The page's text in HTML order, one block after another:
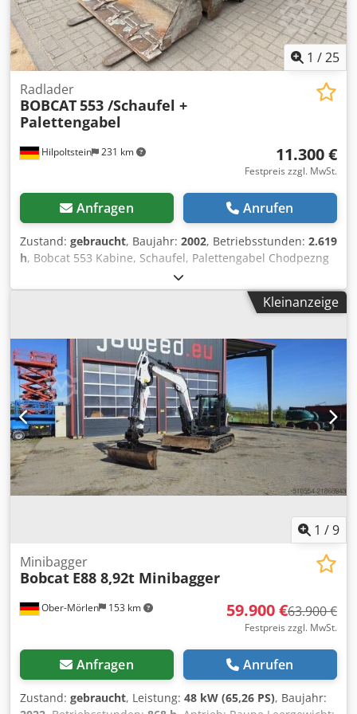
1 /25
Hilpoltstein 231 km
Radlader
BOBCAT553 /Schaufel +
Palettengabel
11.300 €
Festpreis zzgl. MwSt.
Anfragen Anrufen
Zustand: gebraucht, Baujahr: 2002, Betriebsstunden: 2.619
h, Bobcat 553 Kabine, Schaufel, Palettengabel Chodpezng
Kleinanzeige
1 /9
Ober-Mörlen 153 km
Minibagger
Bobcat E88 8,92t Minibagger
59.900 €63.900 €
Festpreis zzgl. MwSt.
Anfragen Anrufen
Zustand: gebraucht, Leistung: 48 kW (65,26 PS), Baujahr: